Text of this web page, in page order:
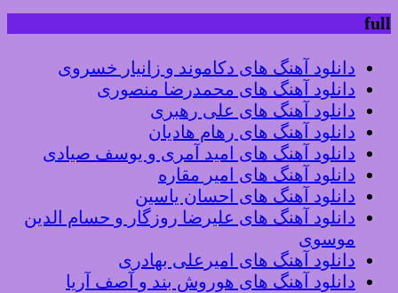
full
دانلود آهنگ های دکاموند و زانیار خسروی
دانلود آهنگ های محمدرضا منصوری
دانلود آهنگ های علی رهبری
دانلود آهنگ های رهام هادیان
دانلود آهنگ های امید آمری و یوسف صیادی
دانلود آهنگ های امیر مقاره
دانلود آهنگ های احسان یاسین
دانلود آهنگ های علیرضا روزگار و حسام الدین
موسوی
دانلود آهنگ های امیرعلی بهادری
دانلود آهنگ های هوروش بند و آصف آریا